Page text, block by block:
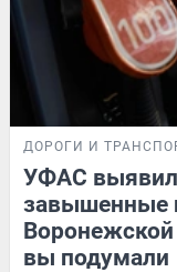
ДОРОГИ И
УФАС
завышенные
Воронежской
вы подумали